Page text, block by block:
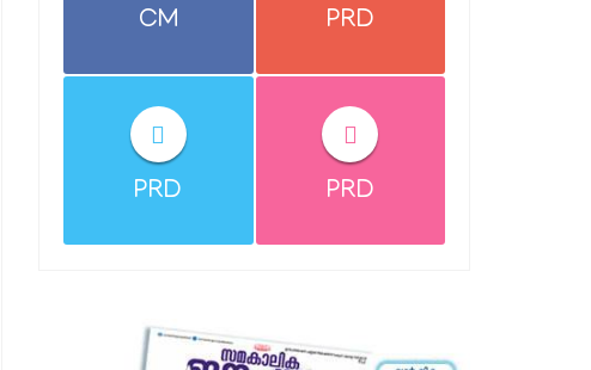
CM PRD
PRD PRD